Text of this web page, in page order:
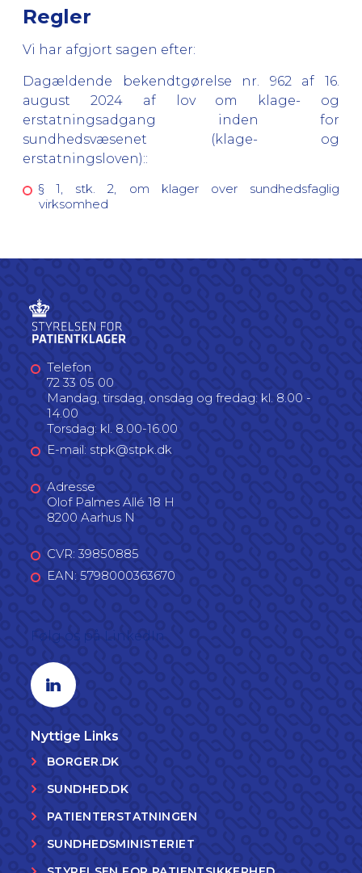
Regler
Vi har afgjort sagen efter:
Dagældende bekendtgørelse nr. 962 af 16.
august 2024 af lov om klage- og
erstatningsadgang inden for
sundhedsvæsenet (klage- og
erstatningsloven)::
§ 1, stk. 2, om klager over sundhedsfaglig
virksomhed
Telefon
72 33 05 00
Mandag, tirsdag, onsdag og fredag: kl. 8.00 -
14.00
Torsdag: kl. 8.00-16.00
E-mail: stpk@stpk.dk
Adresse
Olof Palmes Allé 18 H
8200 Aarhus N
CVR: 39850885
EAN: 5798000363670
Linkedin profil
Nyttige Links
BORGER.DK
SUNDHED.DK
PATIENTERSTATNINGEN
SUNDHEDSMINISTERIET